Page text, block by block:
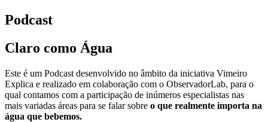
Podcast
Claro como Água
Este é um Podcast desenvolvido no âmbito da iniciativa Vimeiro
Explica e realizado em colaboração com o ObservadorLab, para o
qual contamos com a participação de inúmeros especialistas nas
mais variadas áreas para se falar sobre o que realmente importa na
água que bebemos.